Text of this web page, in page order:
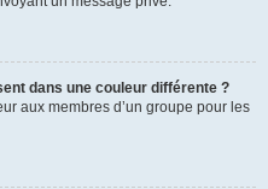
dans une couleur différente ?
aux membres d’un groupe pour les